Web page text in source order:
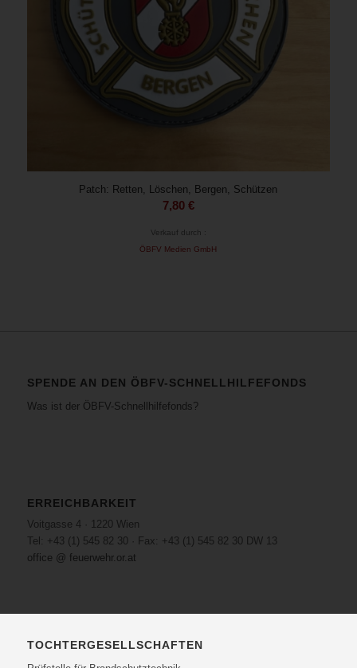
Patch: Retten, Löschen, Bergen, Schützen
7,80 €
Verkauf durch :
ÖBFV Medien GmbH
SPENDE AN DEN ÖBFV-SCHNELLHILFEFONDS
Was ist der ÖBFV-Schnellhilfefonds?
ERREICHBARKEIT
Voitgasse 4 · 1220 Wien
Tel: +43 (1) 545 82 30 · Fax: +43 (1) 545 82 30 DW 13
office @ feuerwehr.or.at
TOCHTERGESELLSCHAFTEN